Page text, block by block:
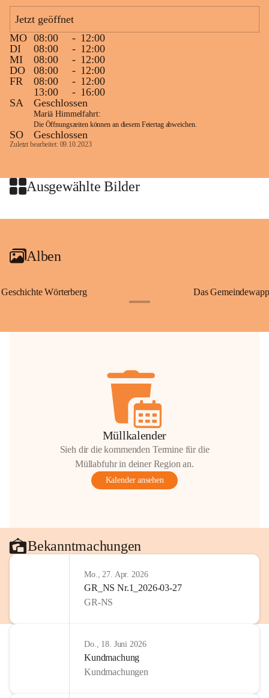
Kapelle wieder in
Wörterberg oder der
Erinnerungen, die dazu
Jetzt geöffnet
MO 08:00 - 12:00
DI
08:00 - 12:00
MI
08:00 - 12:00
DO
08:00 - 12:00
FR
08:00 - 12:00
13:00
- 16:00
SA
Geschlossen
Mariä Himmelfahrt:
Die Öffnungszeiten können an diesem Feiertag abweichen.
SO Geschlossen
Zuletzt bearbeitet: 09.10.2023
Ausgewählte Bilder
+2
Alben
Geschichte Wörterberg Das
Müllkalender
Sieh dir die kommenden Termine für die
Müllabfuhr in deiner Region an.
Kalender ansehen
Bekanntmachungen
Mo., 27. Apr. 2026
GR_NS Nr.1_2026-03-27
GR-NS
Do., 18. Juni 2026
Kundmachung
Kundmachungen